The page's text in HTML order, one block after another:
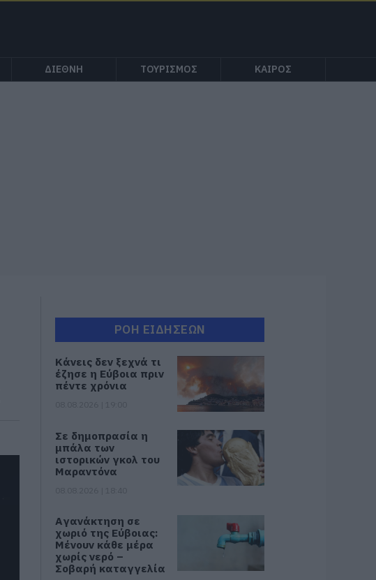
ΔΙΕΘΝΗ ΤΟΥΡΙΣΜΟΣ ΚΑΙΡΟΣ
ΡΟΗ ΕΙΔΗΣΕΩΝ
Κάνεις δεν ξεχνά τι
έζησε η Εύβοια πριν
πέντε χρόνια
Σε δημοπρασία η
μπάλα των
ιστορικών γκολ του
Μαραντόνα
Αγανάκτηση σε
χωριό της Εύβοιας:
Μένουν κάθε μέρα
χωρίς νερό –
Σοβαρή καταγγελία